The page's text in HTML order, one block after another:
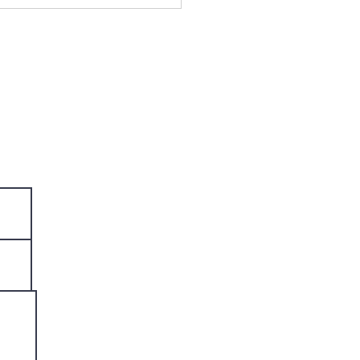
みはさまざまな方法で分類